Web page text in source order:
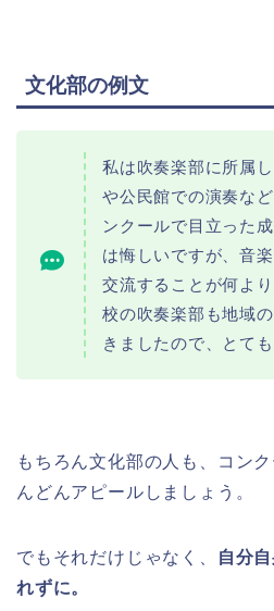
文化部の例文
私は吹奏楽部に所属
や公民館での演奏な
ンクールで目立った
は悔しいですが、音
交流することが何よ
校の吹奏楽部も地域
きましたので、とて
もちろん文化部の人も、コン
んどんアピールしましょう。
でもそれだけじゃなく、
自分
れずに。